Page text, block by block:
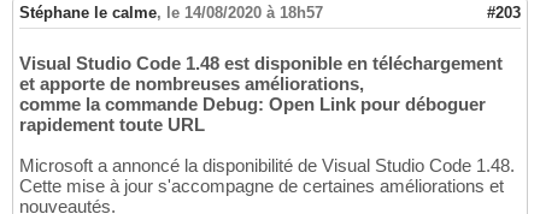
Stéphane le calme, le 14/08/2020 à 18h57 #203
Visual Studio Code 1.48 est disponible en téléchargement
et apporte de nombreuses améliorations,
comme la commande Debug: Open Link pour déboguer
rapidement toute URL
Microsoft a annoncé la disponibilité de Visual Studio Code 1.48.
Cette mise à jour s'accompagne de certaines améliorations et
nouveautés.